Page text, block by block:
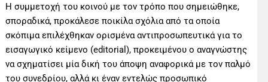
Η συμμετοχή του κοινού με τον τρόπο που σημειώθηκε,
σποραδικά, προκάλεσε ποικίλα σχόλια από τα οποία
σκόπιμα επιλέχθηκαν ορισμένα αντιπροσωπευτικά για το
εισαγωγικό κείμενο (editorial), προκειμένου ο αναγνώστης
να σχηματίσει μία δική του άποψη αναφορικά με τον παλμό
του συνεδρίου, αλλά κι έναν εντελώς προσωπικό